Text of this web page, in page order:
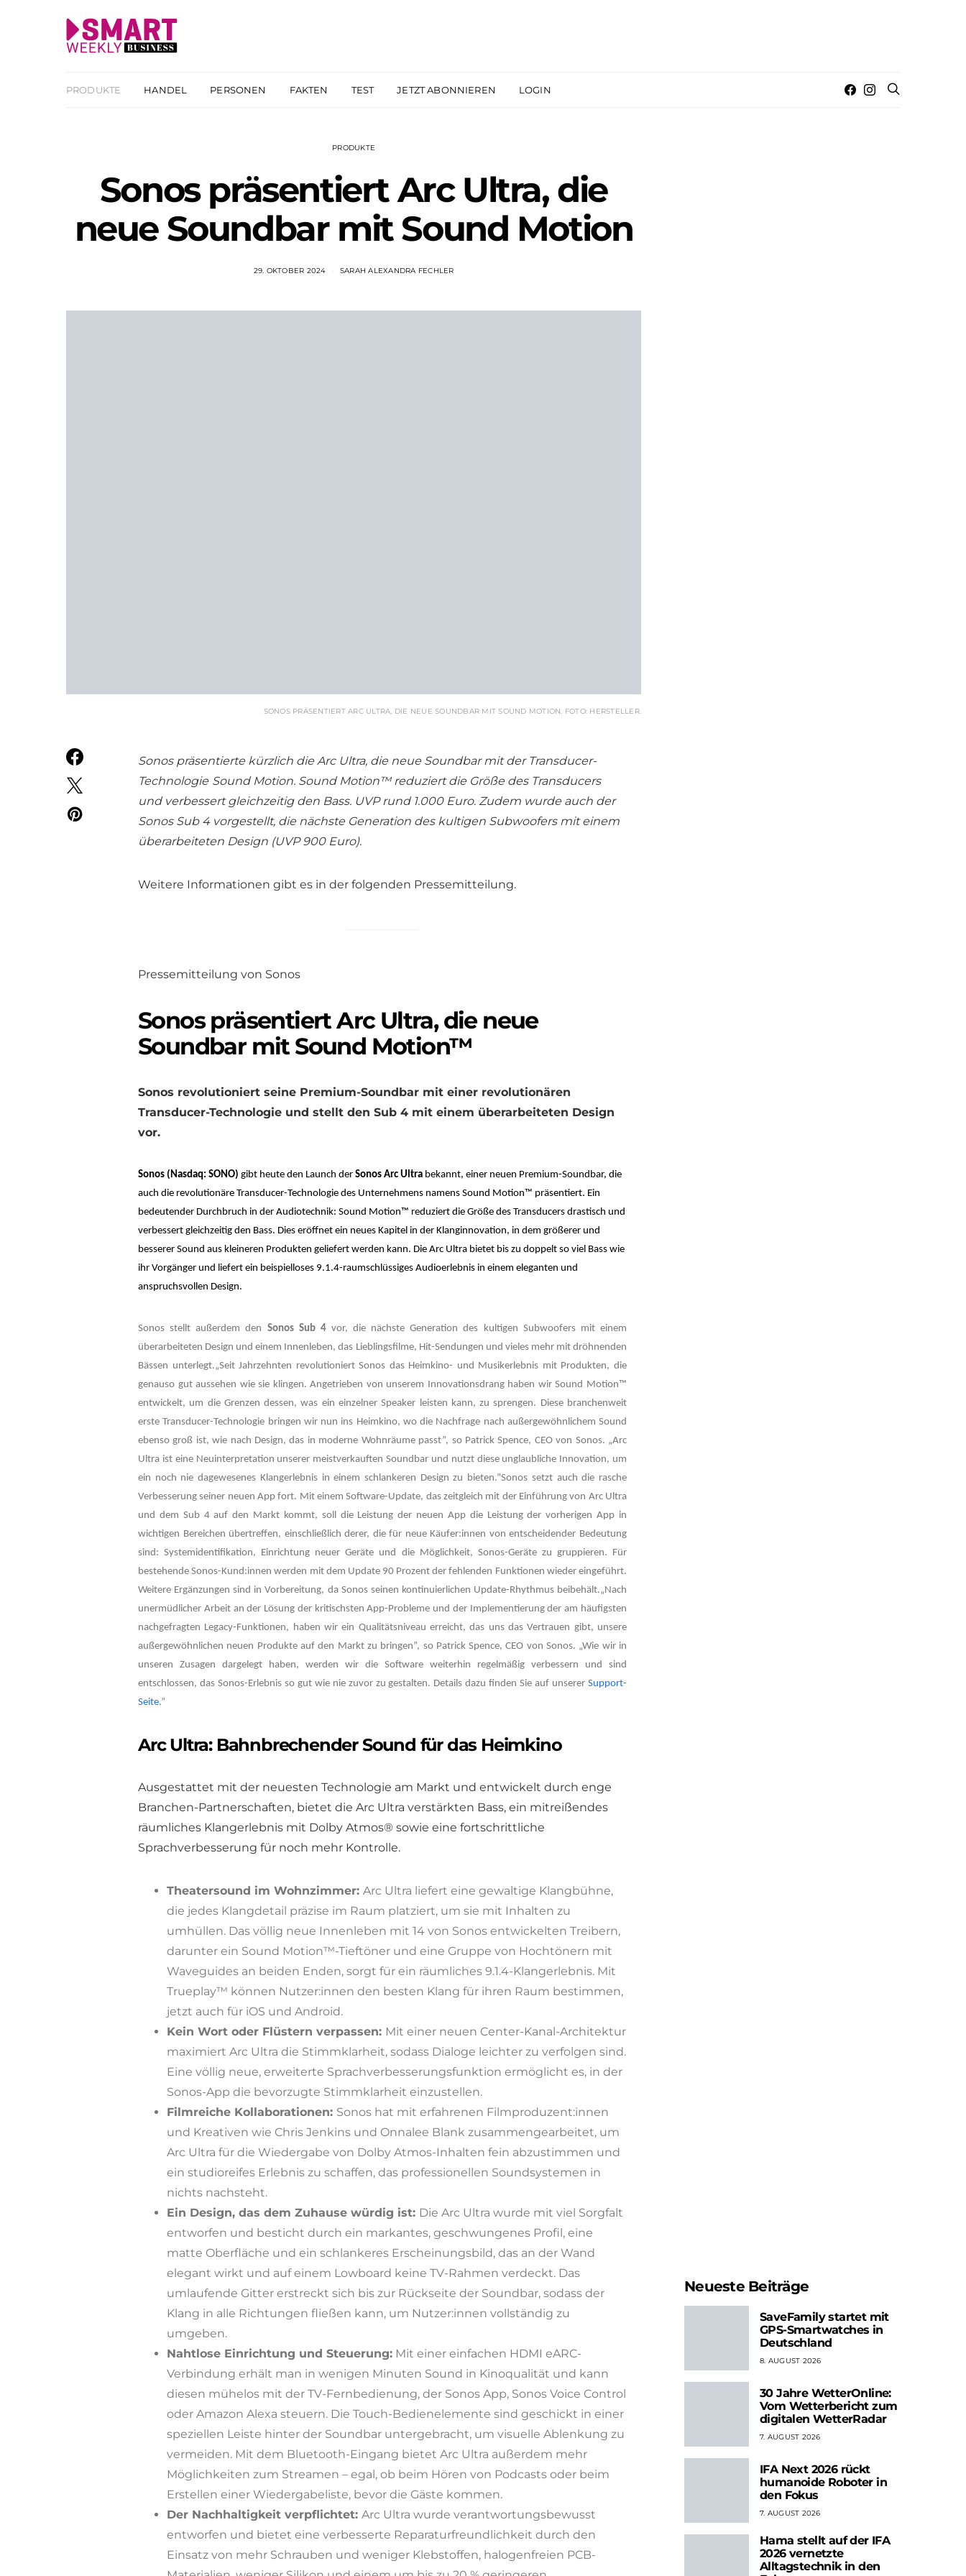
PRODUKTE HANDEL PERSONEN FAKTEN TEST JETZT ABONNIEREN LOGIN
PRODUKTE
Sonos präsentiert Arc Ultra, die
neue Soundbar mit Sound Motion
29. OKTOBER 2024 SARAH ALEXANDRA FECHLER
SONOS PRÄSENTIERT ARC ULTRA, DIE NEUE SOUNDBAR MIT SOUND MOTION. FOTO: HERSTELLER.
Sonos präsentierte kürzlich die Arc Ultra, die neue Soundbar mit der Transducer-
Technologie Sound Motion. Sound Motion™ reduziert die Größe des Transducers
und verbessert gleichzeitig den Bass. UVP rund 1.000 Euro. Zudem wurde auch der
Sonos Sub 4 vorgestellt, die nächste Generation des kultigen Subwoofers mit einem
überarbeiteten Design (UVP 900 Euro).
Weitere Informationen gibt es in der folgenden Pressemitteilung.
Pressemitteilung von Sonos
Sonos präsentiert Arc Ultra, die neue
Soundbar mit Sound Motion™
Sonos revolutioniert seine Premium-Soundbar mit einer revolutionären
Transducer-Technologie und stellt den Sub 4 mit einem überarbeiteten Design
vor.
Sonos (Nasdaq: SONO) gibt heute den Launch der Sonos Arc Ultra bekannt, einer neuen Premium-Soundbar, die
auch die revolutionäre Transducer-Technologie des Unternehmens namens Sound Motion™ präsentiert. Ein
bedeutender Durchbruch in der Audiotechnik: Sound Motion™ reduziert die Größe des Transducers drastisch und
verbessert gleichzeitig den Bass. Dies eröffnet ein neues Kapitel in der Klanginnovation, in dem größerer und
besserer Sound aus kleineren Produkten geliefert werden kann. Die Arc Ultra bietet bis zu doppelt so viel Bass wie
ihr Vorgänger und liefert ein beispielloses 9.1.4-raumschlüssiges Audioerlebnis in einem eleganten und
anspruchsvollen Design.
Sonos stellt außerdem den Sonos Sub 4 vor, die nächste Generation des kultigen Subwoofers mit einem
überarbeiteten Design und einem Innenleben, das Lieblingsfilme, Hit-Sendungen und vieles mehr mit dröhnenden
Bässen unterlegt.„Seit Jahrzehnten revolutioniert Sonos das Heimkino- und Musikerlebnis mit Produkten, die
genauso gut aussehen wie sie klingen. Angetrieben von unserem Innovationsdrang haben wir Sound Motion™
entwickelt, um die Grenzen dessen, was ein einzelner Speaker leisten kann, zu sprengen. Diese branchenweit
erste Transducer-Technologie bringen wir nun ins Heimkino, wo die Nachfrage nach außergewöhnlichem Sound
ebenso groß ist, wie nach Design, das in moderne Wohnräume passt”, so Patrick Spence, CEO von Sonos. „Arc
Ultra ist eine Neuinterpretation unserer meistverkauften Soundbar und nutzt diese unglaubliche Innovation, um
ein noch nie dagewesenes Klangerlebnis in einem schlankeren Design zu bieten.”Sonos setzt auch die rasche
Verbesserung seiner neuen App fort. Mit einem Software-Update, das zeitgleich mit der Einführung von Arc Ultra
und dem Sub 4 auf den Markt kommt, soll die Leistung der neuen App die Leistung der vorherigen App in
wichtigen Bereichen übertreffen, einschließlich derer, die für neue Käufer:innen von entscheidender Bedeutung
sind: Systemidentifikation, Einrichtung neuer Geräte und die Möglichkeit, Sonos-Geräte zu gruppieren. Für
bestehende Sonos-Kund:innen werden mit dem Update 90 Prozent der fehlenden Funktionen wieder eingeführt.
Weitere Ergänzungen sind in Vorbereitung, da Sonos seinen kontinuierlichen Update-Rhythmus beibehält.„Nach
unermüdlicher Arbeit an der Lösung der kritischsten App-Probleme und der Implementierung der am häufigsten
nachgefragten Legacy-Funktionen, haben wir ein Qualitätsniveau erreicht, das uns das Vertrauen gibt, unsere
außergewöhnlichen neuen Produkte auf den Markt zu bringen”, so Patrick Spence, CEO von Sonos. „Wie wir in
unseren Zusagen dargelegt haben, werden wir die Software weiterhin regelmäßig verbessern und sind
entschlossen, das Sonos-Erlebnis so gut wie nie zuvor zu gestalten. Details dazu finden Sie auf unserer Support-
Seite.”
Arc Ultra: Bahnbrechender Sound für das Heimkino
Ausgestattet mit der neuesten Technologie am Markt und entwickelt durch enge
Branchen-Partnerschaften, bietet die Arc Ultra verstärkten Bass, ein mitreißendes
räumliches Klangerlebnis mit Dolby Atmos® sowie eine fortschrittliche
Sprachverbesserung für noch mehr Kontrolle.
Theatersound im Wohnzimmer: Arc Ultra liefert eine gewaltige Klangbühne,
die jedes Klangdetail präzise im Raum platziert, um sie mit Inhalten zu
umhüllen. Das völlig neue Innenleben mit 14 von Sonos entwickelten Treibern,
darunter ein Sound Motion™-Tieftöner und eine Gruppe von Hochtönern mit
Waveguides an beiden Enden, sorgt für ein räumliches 9.1.4-Klangerlebnis. Mit
Trueplay™ können Nutzer:innen den besten Klang für ihren Raum bestimmen,
jetzt auch für iOS und Android.
Kein Wort oder Flüstern verpassen: Mit einer neuen Center-Kanal-Architektur
maximiert Arc Ultra die Stimmklarheit, sodass Dialoge leichter zu verfolgen sind.
Eine völlig neue, erweiterte Sprachverbesserungsfunktion ermöglicht es, in der
Sonos-App die bevorzugte Stimmklarheit einzustellen.
Filmreiche Kollaborationen: Sonos hat mit erfahrenen Filmproduzent:innen
und Kreativen wie Chris Jenkins und Onnalee Blank zusammengearbeitet, um
Arc Ultra für die Wiedergabe von Dolby Atmos-Inhalten fein abzustimmen und
ein studioreifes Erlebnis zu schaffen, das professionellen Soundsystemen in
nichts nachsteht.
Ein Design, das dem Zuhause würdig ist: Die Arc Ultra wurde mit viel Sorgfalt
entworfen und besticht durch ein markantes, geschwungenes Profil, eine
matte Oberfläche und ein schlankeres Erscheinungsbild, das an der Wand
elegant wirkt und auf einem Lowboard keine TV-Rahmen verdeckt. Das
umlaufende Gitter erstreckt sich bis zur Rückseite der Soundbar, sodass der
Klang in alle Richtungen fließen kann, um Nutzer:innen vollständig zu
umgeben.
Nahtlose Einrichtung und Steuerung: Mit einer einfachen HDMI eARC-
Verbindung erhält man in wenigen Minuten Sound in Kinoqualität und kann
diesen mühelos mit der TV-Fernbedienung, der Sonos App, Sonos Voice Control
oder Amazon Alexa steuern. Die Touch-Bedienelemente sind geschickt in einer
speziellen Leiste hinter der Soundbar untergebracht, um visuelle Ablenkung zu
vermeiden. Mit dem Bluetooth-Eingang bietet Arc Ultra außerdem mehr
Möglichkeiten zum Streamen – egal, ob beim Hören von Podcasts oder beim
Erstellen einer Wiedergabeliste, bevor die Gäste kommen.
Der Nachhaltigkeit verpflichtet: Arc Ultra wurde verantwortungsbewusst
entworfen und bietet eine verbesserte Reparaturfreundlichkeit durch den
Einsatz von mehr Schrauben und weniger Klebstoffen, halogenfreien PCB-
Neueste Beiträge
SaveFamily startet mit
GPS-Smartwatches in
Deutschland
8. AUGUST 2026
30 Jahre WetterOnline:
Vom Wetterbericht zum
digitalen WetterRadar
7. AUGUST 2026
IFA Next 2026 rückt
humanoide Roboter in
den Fokus
7. AUGUST 2026
Hama stellt auf der IFA
2026 vernetzte
Alltagstechnik in den